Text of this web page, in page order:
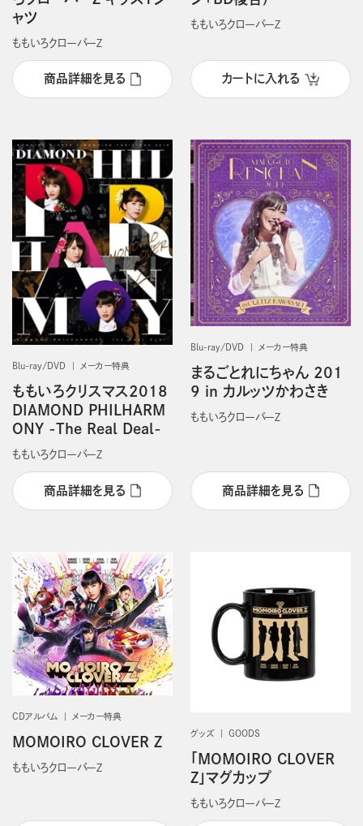
ャツ
ももいろクローバーＺ
商品詳細を見る
ももいろクローバーＺ
カートに入れる
Blu-ray/DVD メーカー特典
ももいろクリスマス2018
DIAMOND PHILHARM
ONY -The Real Deal-
ももいろクローバーＺ
商品詳細を見る
Blu-ray/DVD メーカー特典
まるごとれにちゃん 201
9 in カルッツかわさき
ももいろクローバーＺ
商品詳細を見る
CDアルバム メーカー特典
MOMOIRO CLOVER Z
ももいろクローバーＺ
グッズ GOODS
「MOMOIRO CLOVER
Z」マグカップ
ももいろクローバーＺ